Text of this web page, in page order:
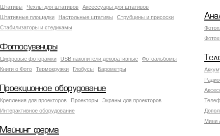
Штативы
Чехлы для штативов
Аксессуары для штативов
Штативные площадки
Настольные штативы
Струбцины и присоски
Стабилизаторы и стедикамы
Фотосувениры
Цифровые фоторамки USB накопители декоративные
Фотоальбомы
Книги о Фото
Термокружки Глобусы Барометры
Мини
Проекционное оборудование
Крепления для проекторов Проекторы
Экраны для проекторов
Интерактивное оборудование
Майнинг ферма